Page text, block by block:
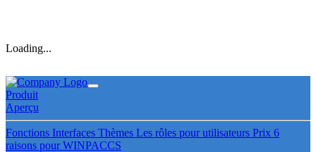
Loading...
Produit
Aperçu
Fonctions Interfaces Thèmes Les rôles pour utilisateurs Prix 6
raisons pour WINPACCS